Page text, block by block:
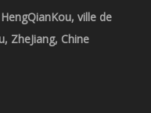
ville de
ZheJiang, Chine